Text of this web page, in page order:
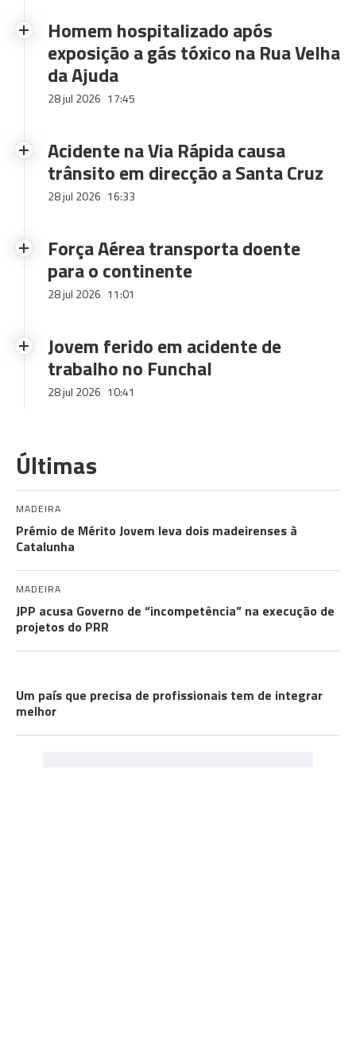
Homem hospitalizado após
exposição a gás tóxico na Rua Velha
da Ajuda
28 jul 2026 17:45
Acidente na Via Rápida causa
trânsito em direcção a Santa Cruz
28 jul 2026 16:33
Força Aérea transporta doente
para o continente
28 jul 2026 11:01
Jovem ferido em acidente de
trabalho no Funchal
28 jul 2026 10:41
Últimas
MADEIRA
Prémio de Mérito Jovem leva dois madeirenses à
Catalunha
MADEIRA
JPP acusa Governo de “incompetência” na execução de
projetos do PRR
Um país que precisa de profissionais tem de integrar
melhor